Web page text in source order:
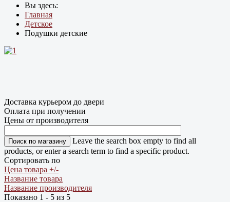
Вы здесь:
Главная
Детское
Подушки детские
Доставка курьером до двери
Оплата при получении
Цены от производителя
Leave the search box empty to find all
products, or enter a search term to find a specific product.
Сортировать по
Цена товара +/-
Название товара
Название производителя
Показано 1 - 5 из 5